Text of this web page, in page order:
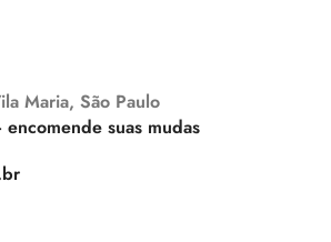
Maria, São Paulo
suas mudas